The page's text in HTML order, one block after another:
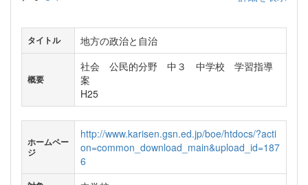
タイトル 地方の政治と自治
概要
社会 公民的分野 中３ 中学校 学習指導
案
H25
ホームペー
ジ
http://www.karisen.gsn.ed.jp/boe/htdocs/?acti
on=common_download_main&upload_id=187
6